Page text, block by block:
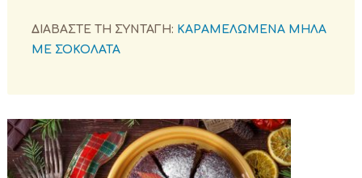
ΔΙΑΒΑΣΤΕ ΤΗ ΣΥΝΤΑΓΗ: ΚΑΡΑΜΕΛΩΜΕΝΑ ΜΗΛΑ
ΜΕ ΣΟΚΟΛΑΤΑ